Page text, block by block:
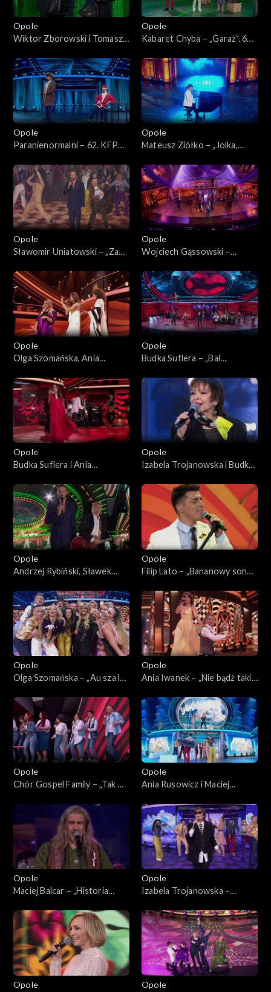
Opole
Wiktor Zborowski i Tomasz
KFPP: „KabareTYM”
Opole
Kabaret Chyba – „Garaż”. 62.
Opole
Paranienormalni – 62. KFPP:
Opole
Mateusz Ziółko – „Jolka,
Koncert „Zróbmy więc
prywatkę”
Opole
Sławomir Uniatowski – „Za
KFPP: Koncert „Zróbmy
więc prywatkę”
Opole
Wojciech Gąssowski –
prywatki”. 62. KFPP: Koncert
„Zróbmy więc prywatkę”
Opole
Olga Szomańska, Ania
Sławek Uniatowski –
„Chałupy welcome to”. 62.
KFPP: Koncert „Zróbmy
więc prywatkę”
Opole
Budka Suflera – „Bal
KFPP: Koncert „Zróbmy
więc prywatkę”
Opole
Budka Suflera i Ania
KFPP: Koncert „Zróbmy
więc prywatkę”
Opole
Izabela Trojanowska i Budka
ile kłamstw”. 62. KFPP:
Koncert „Zróbmy więc
prywatkę”
Opole
Andrzej Rybiński, Sławek
– „Czas relaksu”. 62. KFPP:
Koncert „Zróbmy więc
prywatkę”
Opole
Filip Lato – „Bananowy song”.
więc prywatkę”
Opole
Olga Szomańska – „Au sza la
„Zróbmy więc prywatkę”
Opole
Ania Iwanek – „Nie bądź taki
Koncert „Zróbmy więc
prywatkę”
Opole
Chór Gospel Family – „Tak mi
Koncert „Zróbmy więc
prywatkę”
Opole
Ania Rusowicz i Maciej
mi mówi, że mnie ktoś
pokochał”. 62. KFPP:
Koncert „Zróbmy więc
prywatkę”
Opole
Maciej Balcar – „Historia
Koncert „Zróbmy więc
prywatkę”
Opole
Izabela Trojanowska –
62. KFPP: Koncert „Zróbmy
więc prywatkę”
Opole Opole